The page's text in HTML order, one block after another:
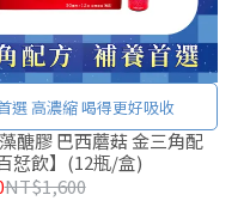
選 高濃縮 喝得更好吸收
醣膠 巴西蘑菇 金三角配
恏飲】(12瓶/盒)
NT$1,600